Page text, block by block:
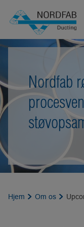
Nordfab
Hjem Om os